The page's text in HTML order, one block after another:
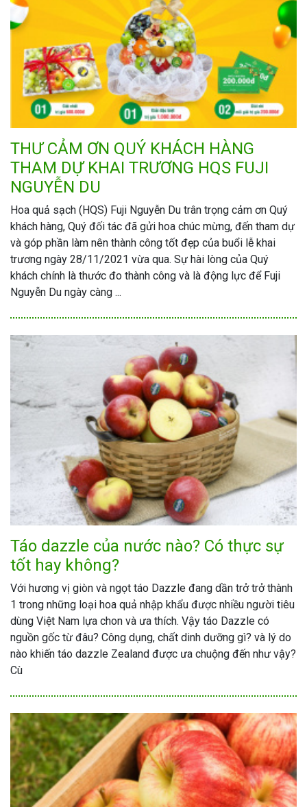
THƯ CẢM ƠN QUÝ KHÁCH HÀNG
THAM DỰ KHAI TRƯƠNG HQS FUJI
NGUYỄN DU
Hoa quả sạch (HQS) Fuji Nguyễn Du trân trọng cảm ơn Quý
khách hàng, Quý đối tác đã gửi hoa chúc mừng, đến tham dự
và góp phần làm nên thành công tốt đẹp của buổi lễ khai
trương ngày 28/11/2021 vừa qua. Sự hài lòng của Quý
khách chính là thước đo thành công và là động lực để Fuji
Nguyễn Du ngày càng ...
Táo dazzle của nước nào? Có thực sự
tốt hay không?
Với hương vị giòn và ngọt táo Dazzle đang dần trở trở thành
1 trong những loại hoa quả nhập khẩu được nhiều người tiêu
dùng Việt Nam lựa chon và ưa thích. Vậy táo Dazzle có
nguồn gốc từ đâu? Công dụng, chất dinh dưỡng gì? và lý do
nào khiến táo dazzle Zealand được ưa chuộng đến như vậy?
Cù